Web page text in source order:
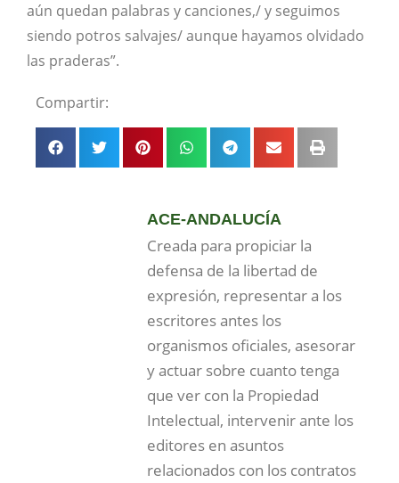
aún quedan palabras y canciones,/ y seguimos
siendo potros salvajes/ aunque hayamos olvidado
las praderas”.
Compartir:
ACE-ANDALUCÍA
Creada para propiciar la
defensa de la libertad de
expresión, representar a los
escritores antes los
organismos oficiales, asesorar
y actuar sobre cuanto tenga
que ver con la Propiedad
Intelectual, intervenir ante los
editores en asuntos
relacionados con los contratos